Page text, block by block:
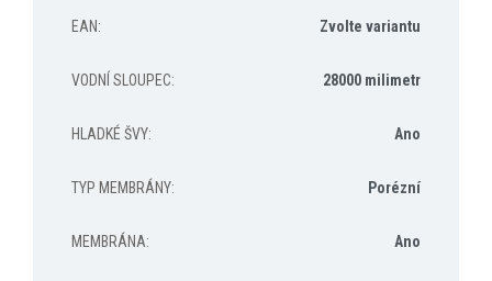
EAN: Zvolte variantu
VODNÍ SLOUPEC: 28000 milimetr
HLADKÉ ŠVY: Ano
TYP MEMBRÁNY: Porézní
MEMBRÁNA: Ano